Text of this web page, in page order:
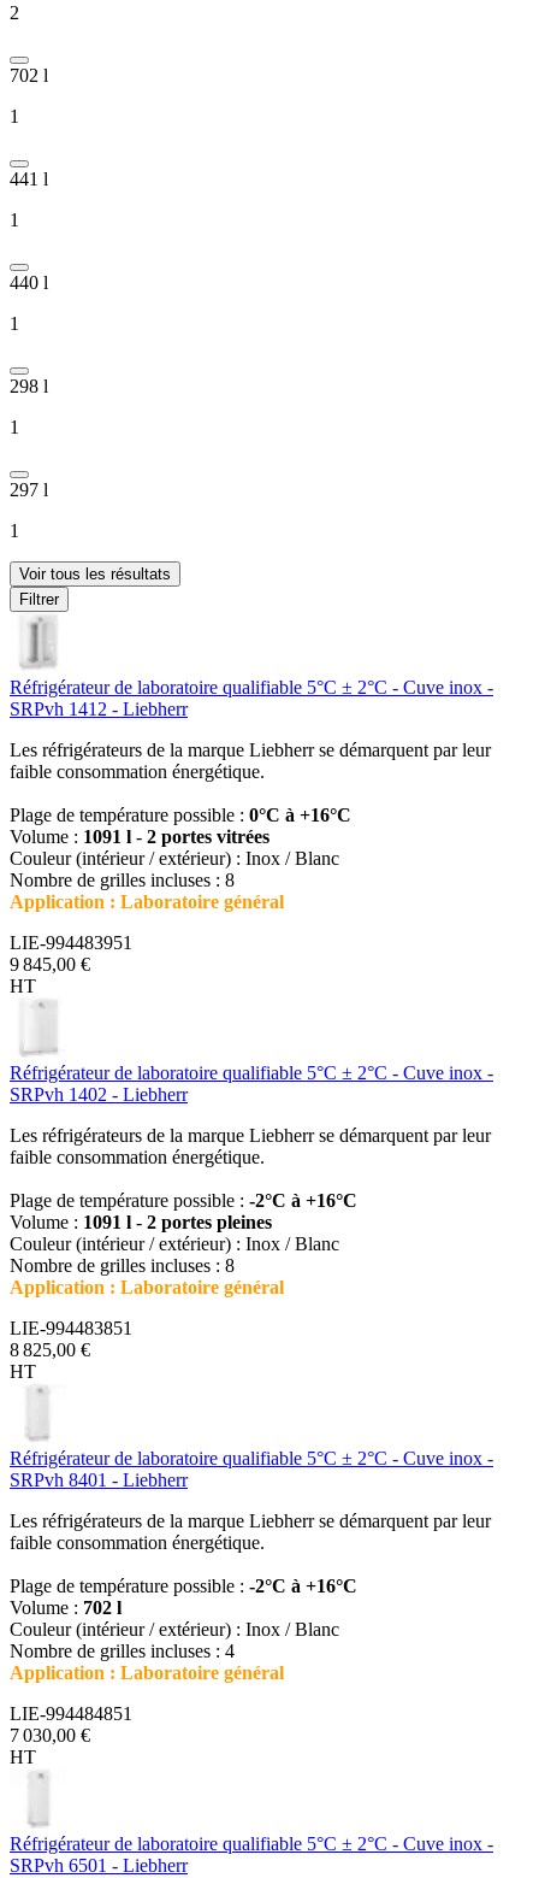
2
702 l
1
441 l
1
440 l
1
298 l
1
297 l
1
Voir tous les résultats
Filtrer
Réfrigérateur de laboratoire qualifiable 5°C ± 2°C - Cuve inox -
SRPvh 1412 - Liebherr
Les réfrigérateurs de la marque Liebherr se démarquent par leur
faible consommation énergétique.
Plage de température possible : 0°C à +16°C
Volume : 1091 l - 2 portes vitrées
Couleur (intérieur / extérieur) : Inox / Blanc
Nombre de grilles incluses : 8
Application : Laboratoire général
LIE-994483951
9 845,00 €
HT
Réfrigérateur de laboratoire qualifiable 5°C ± 2°C - Cuve inox -
SRPvh 1402 - Liebherr
Les réfrigérateurs de la marque Liebherr se démarquent par leur
faible consommation énergétique.
Plage de température possible : -2°C à +16°C
Volume : 1091 l - 2 portes pleines
Couleur (intérieur / extérieur) : Inox / Blanc
Nombre de grilles incluses : 8
Application : Laboratoire général
LIE-994483851
8 825,00 €
HT
Réfrigérateur de laboratoire qualifiable 5°C ± 2°C - Cuve inox -
SRPvh 8401 - Liebherr
Les réfrigérateurs de la marque Liebherr se démarquent par leur
faible consommation énergétique.
Plage de température possible : -2°C à +16°C
Volume : 702 l
Couleur (intérieur / extérieur) : Inox / Blanc
Nombre de grilles incluses : 4
Application : Laboratoire général
LIE-994484851
7 030,00 €
HT
Réfrigérateur de laboratoire qualifiable 5°C ± 2°C - Cuve inox -
SRPvh 6501 - Liebherr